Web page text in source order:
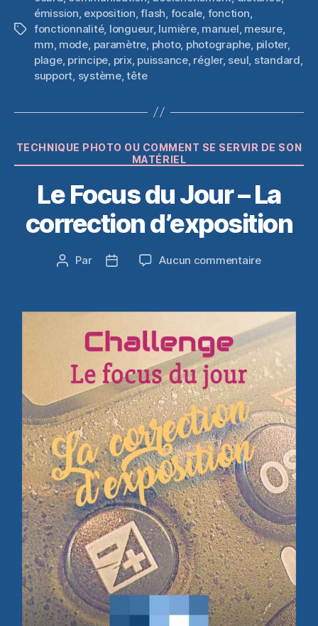
Étiquettes
émission, exposition,flash, focale, fonction,
fonctionnalité, longueur, lumière, manuel, mesure,
mm, mode, paramètre, photo, photographe, piloter,
plage, principe, prix, puissance, régler, seul, standard,
support, système,tête
Catégories
TECHNIQUE PHOTO OU COMMENT SE SERVIR DE SON
MATÉRIEL
Le Focus du Jour – La
correction d’exposition
Auteur
Par
Date
Aucun commentairesur
Jour
–
correction